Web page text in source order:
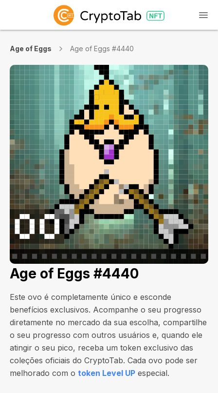
Age of Eggs Age of Eggs #4440
Age of Eggs #4440
Este ovo é completamente único e esconde
benefícios exclusivos. Acompanhe o seu progresso
diretamente no mercado da sua escolha, compartilhe
o seu progresso com outros usuários e, quando ele
atingir o seu pico, receba um token exclusivo das
coleções oficiais do CryptoTab. Cada ovo pode ser
melhorado com o token Level UP especial.